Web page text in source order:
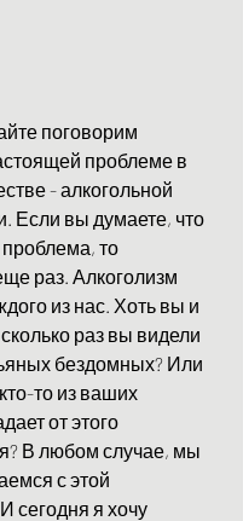
поговорим
проблеме в
- алкогольной
Если вы думаете, что
то
раз. Алкоголизм
из нас. Хоть вы и
раз вы видели
бездомных? Или
то из ваших
от этого
В любом случае, мы
с этой
сегодня я хочу